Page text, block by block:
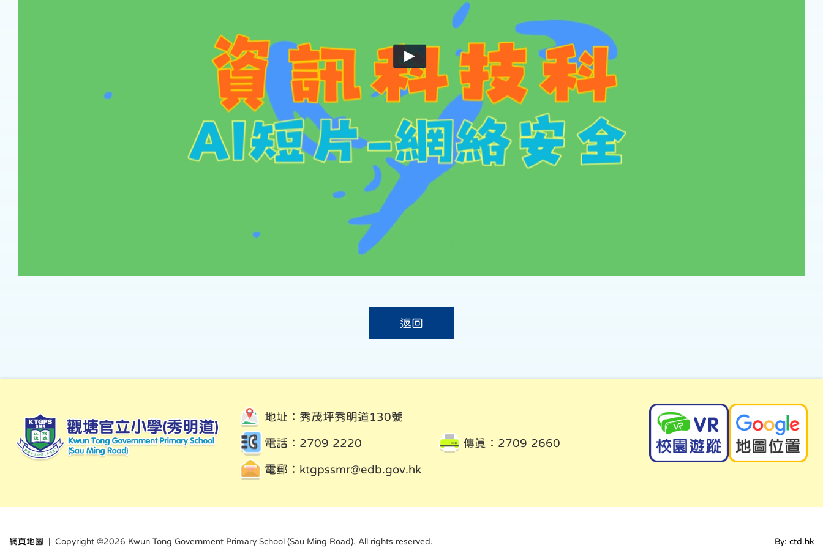
返回
地址：秀茂坪秀明道130號
電話：2709 2220 傳真：2709 2660
電郵： ktgpssmr@edb.gov.hk
網頁地圖 | Copyright ©2026 Kwun Tong Government Primary School (Sau Ming Road). All rights reserved. By: ctd.hk